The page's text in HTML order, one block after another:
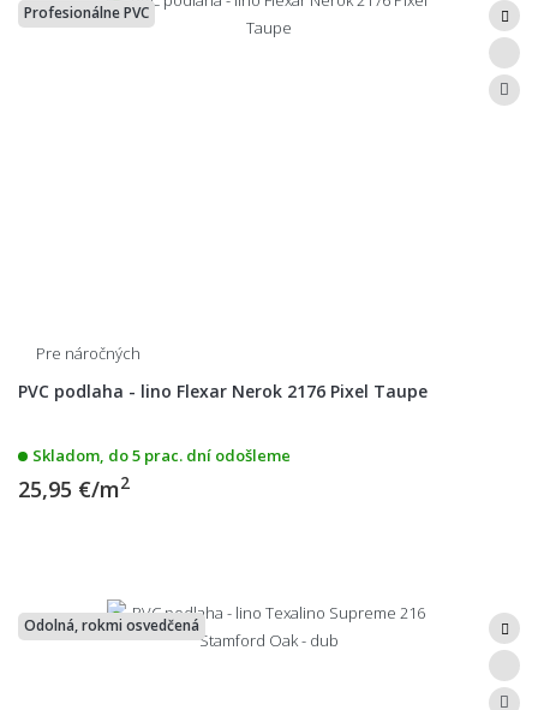
Profesionálne PVC
Pre náročných
PVC podlaha - lino Flexar Nerok 2176 Pixel Taupe
Skladom, do 5 prac. dní odošleme
25,95 €/m2
Odolná, rokmi osvedčená